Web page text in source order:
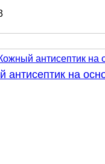
антисептик на